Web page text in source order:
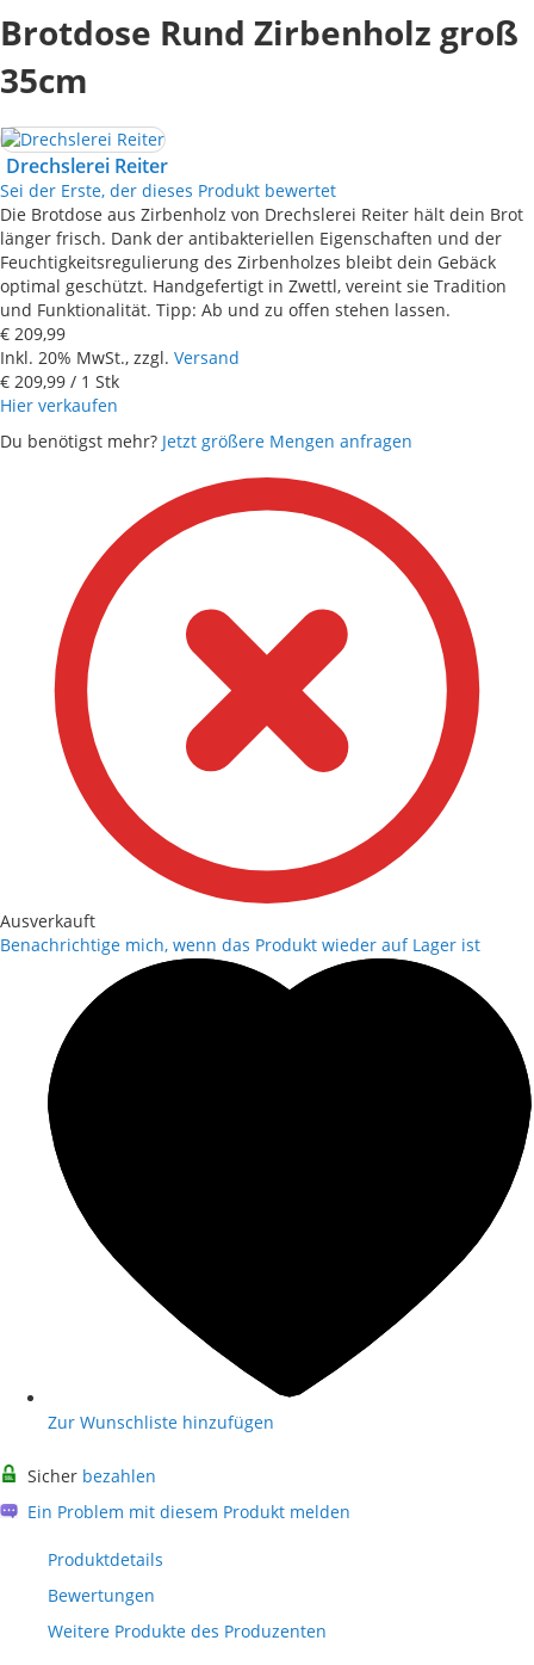
Brotdose Rund Zirbenholz groß
35cm
Drechslerei Reiter
Sei der Erste, der dieses Produkt bewertet
Die Brotdose aus Zirbenholz von Drechslerei Reiter hält dein Brot
länger frisch. Dank der antibakteriellen Eigenschaften und der
Feuchtigkeitsregulierung des Zirbenholzes bleibt dein Gebäck
optimal geschützt. Handgefertigt in Zwettl, vereint sie Tradition
und Funktionalität. Tipp: Ab und zu offen stehen lassen.
€ 209,99
Inkl. 20% MwSt., zzgl. Versand
€ 209,99 / 1 Stk
Hier verkaufen
Du benötigst mehr? Jetzt größere Mengen anfragen
Ausverkauft
Benachrichtige mich, wenn das Produkt wieder auf Lager ist
Zur Wunschliste hinzufügen
Sicher bezahlen
Ein Problem mit diesem Produkt melden
Produktdetails
Bewertungen
Weitere Produkte des Produzenten